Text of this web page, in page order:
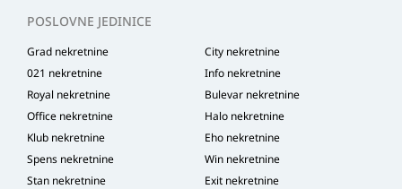
POSLOVNE JEDINICE
Grad nekretnine
City nekretnine
021 nekretnine
Info nekretnine
Royal nekretnine
Bulevar nekretnine
Office nekretnine
Halo nekretnine
Klub nekretnine
Eho nekretnine
Spens nekretnine
Win nekretnine
Stan nekretnine
Exit nekretnine